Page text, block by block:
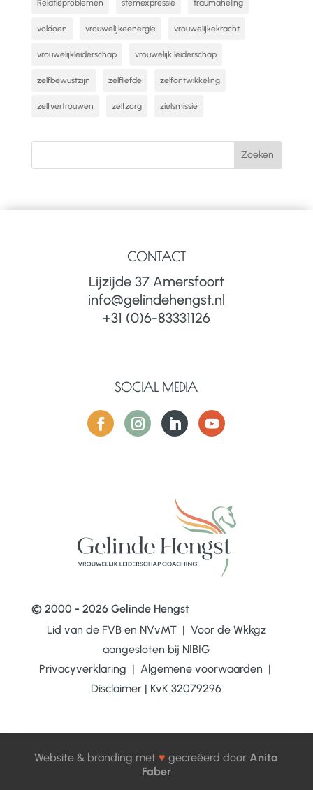
Relatieproblemen stemexpressie traumaheling
voldoen vrouwelijkeenergie vrouwelijkekracht
vrouwelijkleiderschap vrouwelijk leiderschap
zelfbewustzijn zelfliefde zelfontwikkeling
zelfvertrouwen zelfzorg zielsmissie
CONTACT
Lijzijde 37 Amersfoort
info@gelindehengst.nl
+31 (0)6-83331126
SOCIAL MEDIA
© 2000 - 2026 Gelinde Hengst
Lid van de FVB en NVvMT | Voor de Wkkgz
aangesloten bij NIBIG
Privacyverklaring | Algemene voorwaarden |
Disclaimer | KvK 32079296
Website & branding met ♥ gecreëerd door Anita
Faber